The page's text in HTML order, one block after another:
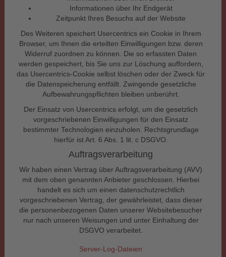
Informationen über Ihr Endgerät
Zeitpunkt Ihres Besuchs auf der Website
Des Weiteren speichert Usercentrics ein Cookie in Ihrem
Browser, um Ihnen die erteilten Einwilligungen bzw. deren
Widerruf zuordnen zu können. Die so erfassten Daten
werden gespeichert, bis Sie uns zur Löschung auffordern,
das Usercentrics-Cookie selbst löschen oder der Zweck für
die Datenspeicherung entfällt. Zwingende gesetzliche
Aufbewahrungspflichten bleiben unberührt.
Der Einsatz von Usercentrics erfolgt, um die gesetzlich
vorgeschriebenen Einwilligungen für den Einsatz
bestimmter Technologien einzuholen. Rechtsgrundlage
hierfür ist Art. 6 Abs. 1 lit. c DSGVO.
Auftragsverarbeitung
Wir haben einen Vertrag über Auftragsverarbeitung (AVV)
mit dem oben genannten Anbieter geschlossen. Hierbei
handelt es sich um einen datenschutzrechtlich
vorgeschriebenen Vertrag, der gewährleistet, dass dieser
die personenbezogenen Daten unserer Websitebesucher
nur nach unseren Weisungen und unter Einhaltung der
DSGVO verarbeitet.
Server-Log-Dateien